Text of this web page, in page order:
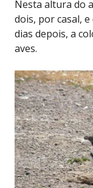
Nesta altura do
dois, por casal,
dias depois, a
aves.